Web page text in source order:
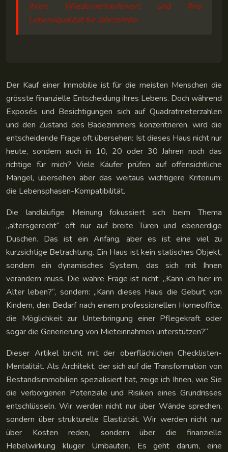
Ihren Wiederverkaufswert und Ihre
Lebensqualität für Jahrzehnte.
Der Kauf einer Immobilie ist für die meisten Menschen die
grösste finanzielle Entscheidung ihres Lebens. Doch während
Exposés und Besichtigungen sich auf Quadratmeterzahlen
und den Zustand des Badezimmers konzentrieren, wird die
entscheidende Frage oft übersehen: Ist dieses Haus nicht nur
heute, sondern auch in 10, 20 oder 30 Jahren noch das
richtige für mich? Viele Käufer prüfen auf offensichtliche
Mängel, übersehen aber das weitaus wichtigere Kriterium:
die Lebensphasen-Kompatibilität.
Die landläufige Meinung fokussiert sich beim Thema
„altersgerecht“ oft nur auf breite Türen und ebenerdige
Duschen. Das ist ein Anfang, aber es ist eine viel zu
kurzsichtige Betrachtung. Ein Haus ist kein statisches Objekt,
sondern ein dynamisches System, das sich mit Ihnen
verändern muss. Die wahre Frage ist nicht: „Kann ich hier im
Alter leben?“, sondern: „Kann dieses Haus die Geburt von
Kindern, den Bedarf nach einem professionellen Homeoffice,
die Möglichkeit zur Unterbringung einer Pflegekraft oder
sogar die Generierung von Mieteinnahmen unterstützen?“
Dieser Artikel bricht mit der oberflächlichen Checklisten-
Mentalität. Als Architekt, der sich auf die Transformation von
Bestandsimmobilien spezialisiert hat, zeige ich Ihnen, wie Sie
die verborgenen Potenziale und Risiken eines Grundrisses
entschlüsseln. Wir werden nicht nur über Wände sprechen,
sondern über strukturelle Elastizität. Wir werden nicht nur
über Kosten reden, sondern über die finanzielle
Hebelwirkung kluger Umbauten. Es geht darum, eine